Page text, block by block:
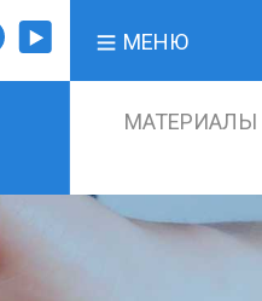
МЕНЮ
МАТЕРИАЛЫ